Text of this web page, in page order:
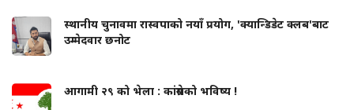
स्थानीय चुनावमा रास्वपाको नयाँ प्रयोग, 'क्यान्डिडेट क्लब'बाट
उम्मेदवार छनोट
आगामी २९ को भेला : कांग्रेसको भविष्य !